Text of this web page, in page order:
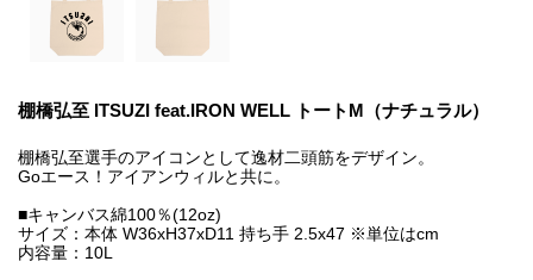
棚橋弘至 ITSUZI feat.IRON WELL トートM（ナチュラル）
棚橋弘至選手のアイコンとして逸材二頭筋をデザイン。
Goエース！アイアンウィルと共に。
■キャンバス綿100％(12oz)
サイズ：本体 W36xH37xD11 持ち手 2.5x47 ※単位はcm
内容量：10L